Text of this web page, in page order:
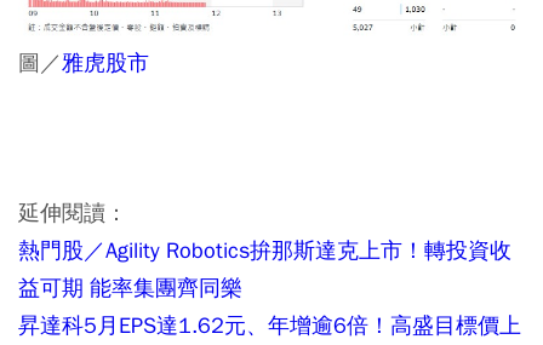
圖／雅虎股市
延伸閱讀：
熱門股／Agility Robotics拚那斯達克上市！轉投資收
益可期 能率集團齊同樂
昇達科5月EPS達1.62元、年增逾6倍！高盛目標價上